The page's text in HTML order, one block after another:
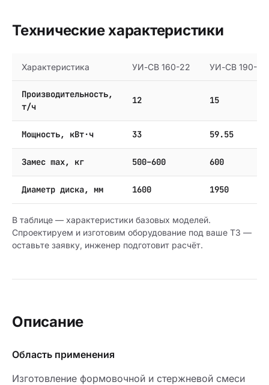
Технические характеристики
Характеристика УИ-СВ 160-22 УИ-СВ 190-37
Производительность,
т/ч
12 15
Мощность, кВт·ч 33 59.55
Замес max, кг 500–600 600
Диаметр диска, мм 1600 1950
В таблице — характеристики базовых моделей.
Спроектируем и изготовим оборудование под ваше ТЗ —
оставьте заявку, инженер подготовит расчёт.
Описание
Область применения
Изготовление формовочной и стержневой смеси